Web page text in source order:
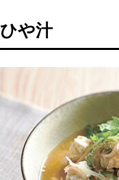
ひや汁